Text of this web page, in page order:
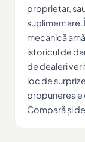
proprietar,
suplimentare.
mecanică
istoricul de
de dealeri
loc de
propunerea
Compară și